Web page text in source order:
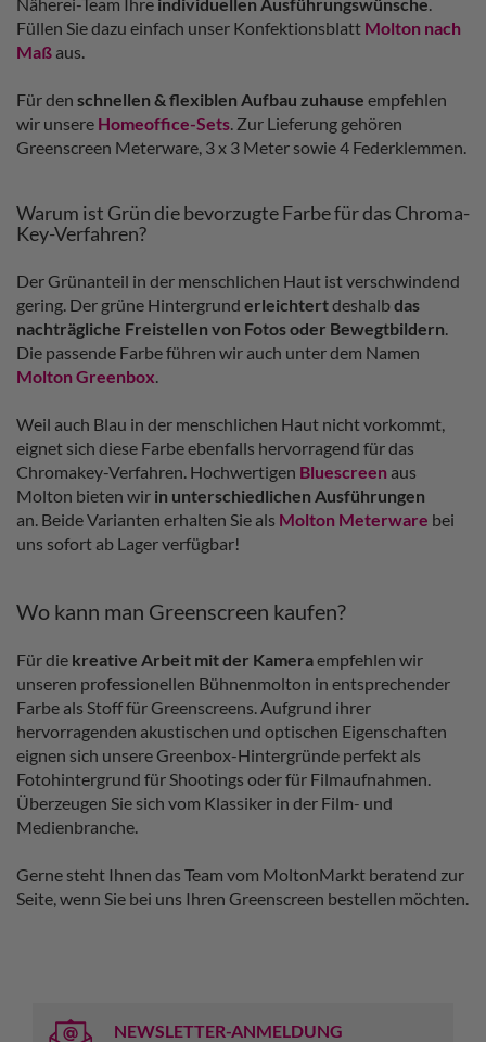
Füllen Sie dazu einfach unser Konfektionsblatt Molton nach
Maß aus.
Für den schnellen & flexiblen Aufbau zuhause empfehlen
wir unsere Homeoffice-Sets . Zur Lieferung gehören
Greenscreen Meterware, 3 x 3 Meter sowie 4 Federklemmen.
Warum ist Grün die bevorzugte Farbe für das Chroma-
Key-Verfahren?
Der Grünanteil in der menschlichen Haut ist verschwindend
gering. Der grüne Hintergrund erleichtertdeshalbdas
nachträgliche Freistellen von Fotos oder Bewegtbildern
Die passende Farbe führen wir auch unter dem Namen
Molton Greenbox
Weil auch Blau in der menschlichen Haut nicht vorkommt,
eignet sich diese Farbe ebenfalls hervorragend für das
Chromakey-Verfahren. Hochwertigen Bluescreen aus
Molton bieten wir in unterschiedlichen Ausführungen
an. Beide Varianten erhalten Sie als Molton Meterware bei
uns sofort ab Lager verfügbar!
Wo kann man Greenscreen kaufen?
Für die kreative Arbeit mit der Kameraempfehlen wir
unseren professionellen Bühnenmolton in entsprechender
Farbe als Stoff für Greenscreens. Aufgrund ihrer
hervorragenden akustischen und optischen Eigenschaften
eignen sich unsere Greenbox-Hintergründe perfekt als
Fotohintergrund für Shootings oder für Filmaufnahmen.
Überzeugen Sie sich vom Klassiker in der Film- und
Medienbranche.
Gerne steht Ihnen das Team vom MoltonMarkt beratend zur
Seite, wenn Sie bei uns Ihren Greenscreen bestellen möchten.
NEWSLETTER-ANMELDUNG